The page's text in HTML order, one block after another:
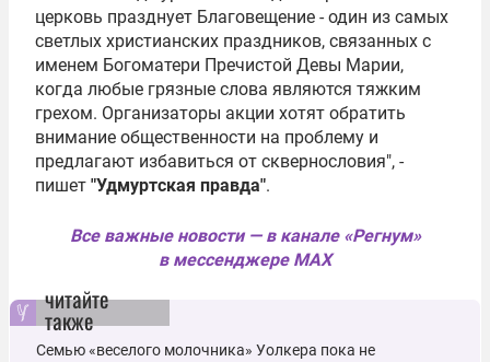
церковь празднует Благовещение - один из самых
светлых христианских праздников, связанных с
именем Богоматери Пречистой Девы Марии,
когда любые грязные слова являются тяжким
грехом. Организаторы акции хотят обратить
внимание общественности на проблему и
предлагают избавиться от сквернословия", -
пишет "Удмуртская правда".
Все важные новости — в канале «Регнум»
в мессенджере MAX
читайте
также
Семью «веселого молочника» Уолкера пока не